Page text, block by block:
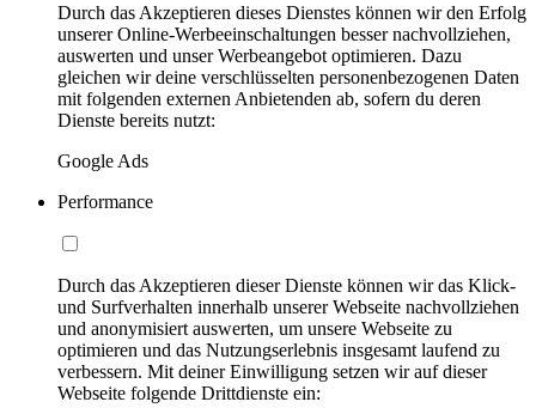
Durch das Akzeptieren dieses Dienstes können wir den Erfolg
unserer Online-Werbeeinschaltungen besser nachvollziehen,
auswerten und unser Werbeangebot optimieren. Dazu
gleichen wir deine verschlüsselten personenbezogenen Daten
mit folgenden externen Anbietenden ab, sofern du deren
Dienste bereits nutzt:
Google Ads
Performance
Durch das Akzeptieren dieser Dienste können wir das Klick-
und Surfverhalten innerhalb unserer Webseite nachvollziehen
und anonymisiert auswerten, um unsere Webseite zu
optimieren und das Nutzungserlebnis insgesamt laufend zu
verbessern. Mit deiner Einwilligung setzen wir auf dieser
Webseite folgende Drittdienste ein: